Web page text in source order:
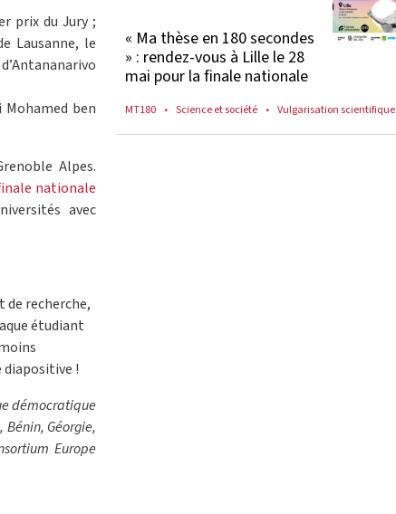
prix du Jury ;
Lausanne, le
ben
Alpes.
nationale
avec
de recherche,
étudiant
diapositive !
démocratique
Géorgie,
Europe
« Ma thèse en 180 secondes
» : rendez-vous à Lille le 28
mai pour la finale nationale
MT180 Science et société Vulgarisation scientifique